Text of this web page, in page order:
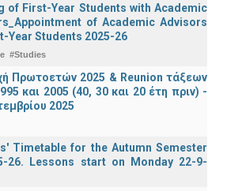
of First-Year Students with Academic
of Academic Advisors
Year Students 2025-26
#Studies
Πρωτοετών 2025 & Reunion τάξεων
και 2005 (40, 30 και 20 έτη πριν) -
2025
Timetable for the Autumn Semester
26. Lessons start on Monday 22-9-